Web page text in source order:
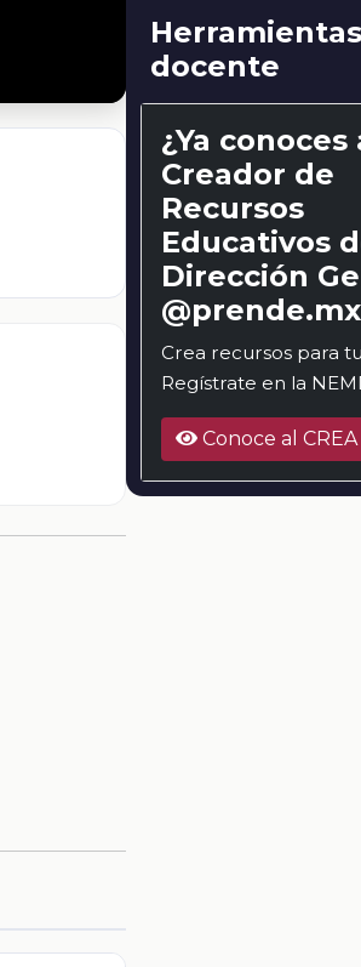
docente
¿Ya conoces
Creador de
Recursos
Educativos
Dirección
@prende.mx
Crea recursos para
Regístrate en la
Conoce al CREA